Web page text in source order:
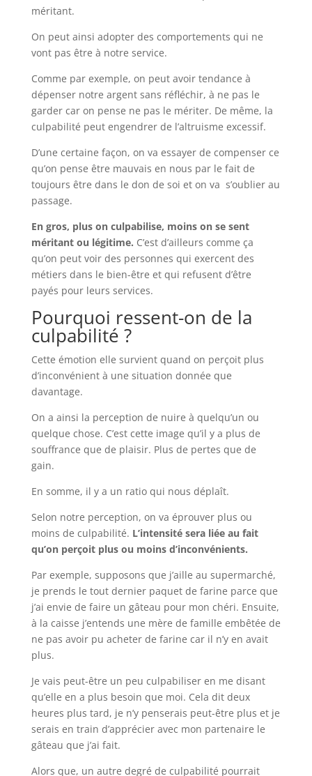
méritant.
On peut ainsi adopter des comportements qui ne
vont pas être à notre service.
Comme par exemple, on peut avoir tendance à
dépenser notre argent sans réfléchir, à ne pas le
garder car on pense ne pas le mériter. De même, la
culpabilité peut engendrer de l’altruisme excessif.
D’une certaine façon, on va essayer de compenser ce
qu’on pense être mauvais en nous par le fait de
toujours être dans le don de soi et on va s’oublier au
passage.
En gros, plus on culpabilise, moins on se sent
méritant ou légitime. C’est d’ailleurs comme ça
qu’on peut voir des personnes qui exercent des
métiers dans le bien-être et qui refusent d’être
payés pour leurs services.
Pourquoi ressent-on de la
culpabilité ?
Cette émotion elle survient quand on perçoit plus
d’inconvénient à une situation donnée que
davantage.
On a ainsi la perception de nuire à quelqu’un ou
quelque chose. C’est cette image qu’il y a plus de
souffrance que de plaisir. Plus de pertes que de
gain.
En somme, il y a un ratio qui nous déplaît.
Selon notre perception, on va éprouver plus ou
moins de culpabilité. L’intensité sera liée au fait
qu’on perçoit plus ou moins d’inconvénients.
Par exemple, supposons que j’aille au supermarché,
je prends le tout dernier paquet de farine parce que
j’ai envie de faire un gâteau pour mon chéri. Ensuite,
à la caisse j’entends une mère de famille embêtée de
ne pas avoir pu acheter de farine car il n’y en avait
plus.
Je vais peut-être un peu culpabiliser en me disant
qu’elle en a plus besoin que moi. Cela dit deux
heures plus tard, je n’y penserais peut-être plus et je
serais en train d’apprécier avec mon partenaire le
gâteau que j’ai fait.
Alors que, un autre degré de culpabilité pourrait